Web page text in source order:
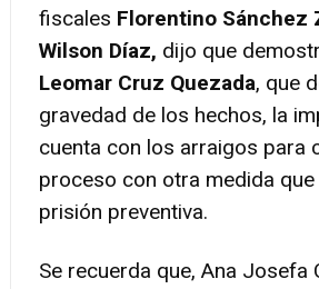
fiscales Florentino Sánchez
Wilson Díaz, dijo que
Leomar Cruz Quezada, que
gravedad de los hechos, la
cuenta con los arraigos para
proceso con otra medida que
prisión preventiva.
Se recuerda que, Ana Josefa